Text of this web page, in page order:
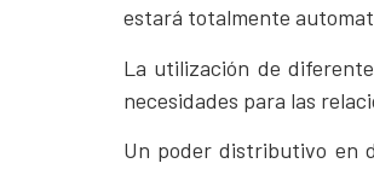
estará totalmente
La utilización de
necesidades para las
Un poder distributivo en